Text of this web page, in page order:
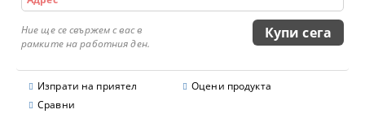
Ние ще се свържем с вас в
рамките на работния ден.
Изпрати на приятел
Оцени продукта
Сравни